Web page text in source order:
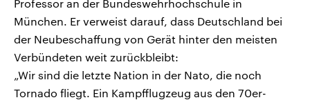
Professor an der Bundeswehrhochschule in
München. Er verweist darauf, dass Deutschland bei
der Neubeschaffung von Gerät hinter den meisten
Verbündeten weit zurückbleibt:
„Wir sind die letzte Nation in der Nato, die noch
Tornado fliegt. Ein Kampfflugzeug aus den 70er-